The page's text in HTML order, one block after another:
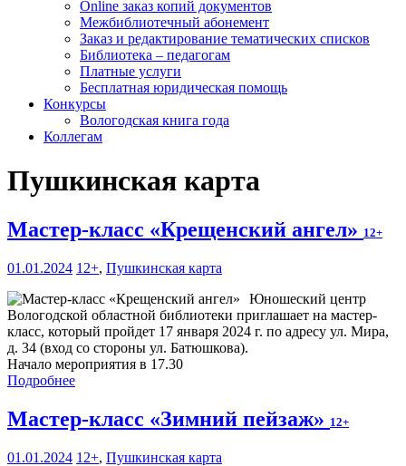
Online заказ копий документов
Межбиблиотечный абонемент
Заказ и редактирование тематических списков
Библиотека – педагогам
Платные услуги
Бесплатная юридическая помощь
Конкурсы
Вологодская книга года
Коллегам
Пушкинская карта
Мастер-класс «Крещенский ангел» 12+
01.01.2024 12+, Пушкинская карта
Юношеский центр
Вологодской областной библиотеки приглашает на мастер-
класс, который пройдет 17 января 2024 г. по адресу ул. Мира,
д. 34 (вход со стороны ул. Батюшкова).
Начало мероприятия в 17.30
Подробнее
Мастер-класс «Зимний пейзаж» 12+
01.01.2024 12+, Пушкинская карта